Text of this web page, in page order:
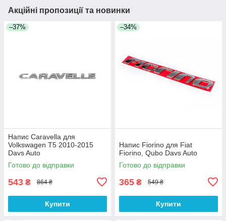
Акційні пропозиції та новинки
–37%
Напис Caravella для
Volkswagen T5 2010-2015
Davs Auto
Готово до відправки
543 ₴ 864 ₴
Купити
–34%
Напис Fiorino для Fiat
Fiorino, Qubo Davs Auto
Готово до відправки
365 ₴ 549 ₴
Купити